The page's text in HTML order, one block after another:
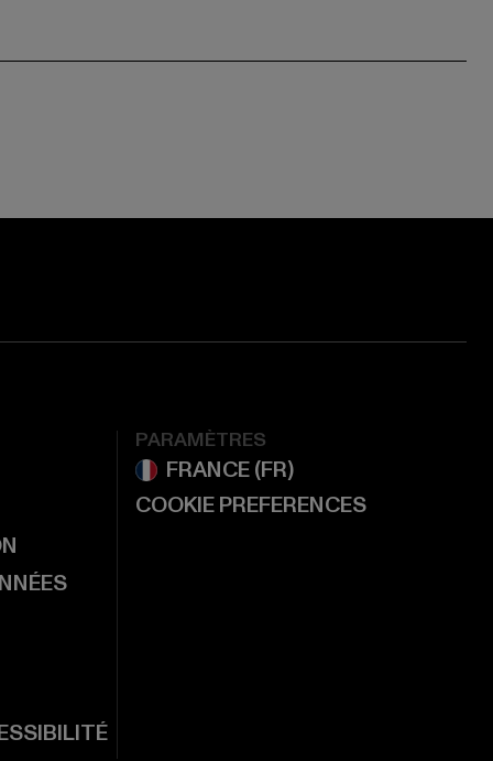
page:channel:
PARAMÈTRES
COOKIE PREFERENCES